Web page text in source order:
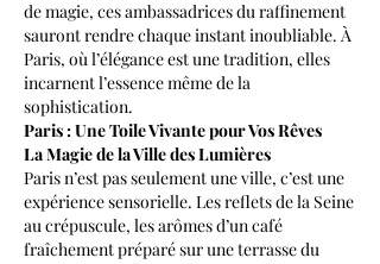
de magie, ces ambassadrices du raffinement
sauront rendre chaque instant inoubliable. À
Paris, où l’élégance est une tradition, elles
incarnent l’essence même de la
sophistication.
Paris : Une Toile Vivante pour Vos Rêves
La Magie de la Ville des Lumières
Paris n’est pas seulement une ville, c’est une
expérience sensorielle. Les reflets de la Seine
au crépuscule, les arômes d’un café
fraîchement préparé sur une terrasse du